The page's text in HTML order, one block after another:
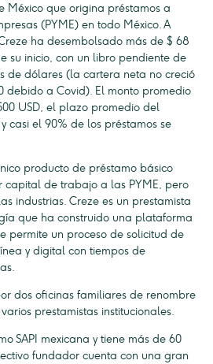
México que origina préstamos a
(PYME) en todo México. A
ha desembolsado más de $ 68
su inicio, con un libro pendiente de
de dólares (la cartera neta no creció
debido a Covid). El monto promedio
USD, el plazo promedio del
casi el 90% de los préstamos se
producto de préstamo básico
capital de trabajo a las PYME, pero
industrias. Creze es un prestamista
que ha construido una plataforma
permite un proceso de solicitud de
y digital con tiempos de
dos oficinas familiares de renombre
prestamistas institucionales.
SAPI mexicana y tiene más de 60
fundador cuenta con una gran